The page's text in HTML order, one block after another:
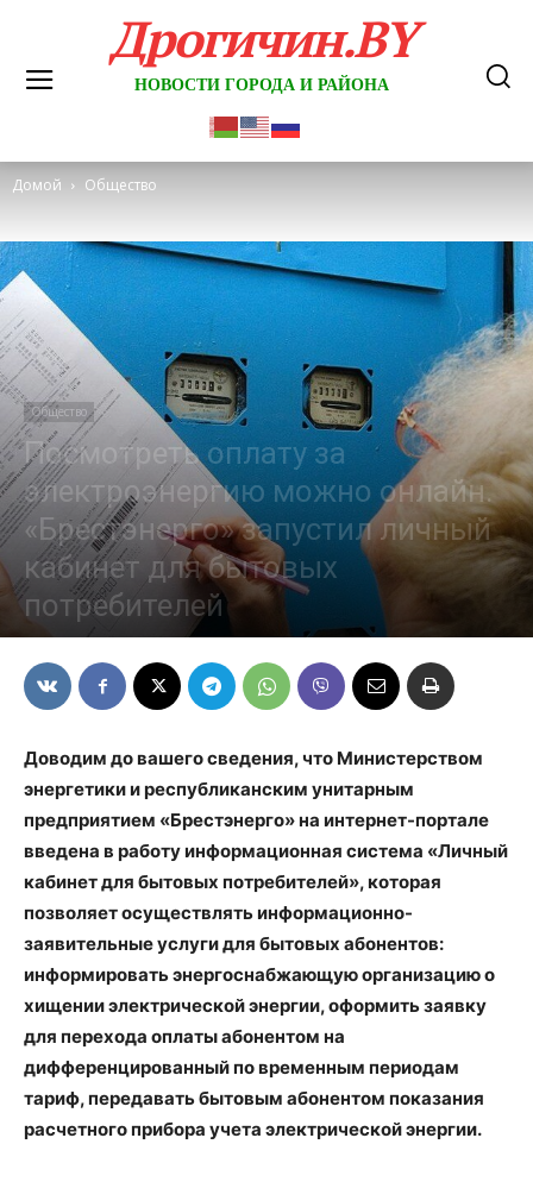
Дрогичин.BY
НОВОСТИ ГОРОДА И РАЙОНА
Домой Общество
Общество
Посмотреть оплату за
электроэнергию можно онлайн.
«Брестэнерго» запустил личный
кабинет для бытовых
потребителей
28/09/2021
Доводим до вашего сведения, что Министерством
энергетики и республиканским унитарным
предприятием «Брестэнерго» на интернет-портале
введена в работу информационная система «Личный
кабинет для бытовых потребителей», которая
позволяет осуществлять информационно-
заявительные услуги для бытовых абонентов:
информировать энергоснабжающую организацию о
хищении электрической энергии, оформить заявку
для перехода оплаты абонентом на
дифференцированный по временным периодам
тариф, передавать бытовым абонентом показания
расчетного прибора учета электрической энергии.